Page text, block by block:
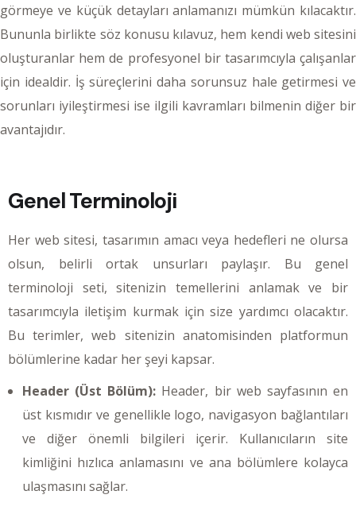
görmeye ve küçük detayları anlamanızı mümkün kılacaktır.
Bununla birlikte söz konusu kılavuz, hem kendi web sitesini
oluşturanlar hem de profesyonel bir tasarımcıyla çalışanlar
için idealdir. İş süreçlerini daha sorunsuz hale getirmesi ve
sorunları iyileştirmesi ise ilgili kavramları bilmenin diğer bir
avantajıdır.
Genel Terminoloji
Her web sitesi, tasarımın amacı veya hedefleri ne olursa
olsun, belirli ortak unsurları paylaşır. Bu genel
terminoloji seti, sitenizin temellerini anlamak ve bir
tasarımcıyla iletişim kurmak için size yardımcı olacaktır.
Bu terimler, web sitenizin anatomisinden platformun
bölümlerine kadar her şeyi kapsar.
Header (Üst Bölüm): Header, bir web sayfasının en
üst kısmıdır ve genellikle logo, navigasyon bağlantıları
ve diğer önemli bilgileri içerir. Kullanıcıların site
kimliğini hızlıca anlamasını ve ana bölümlere kolayca
ulaşmasını sağlar.